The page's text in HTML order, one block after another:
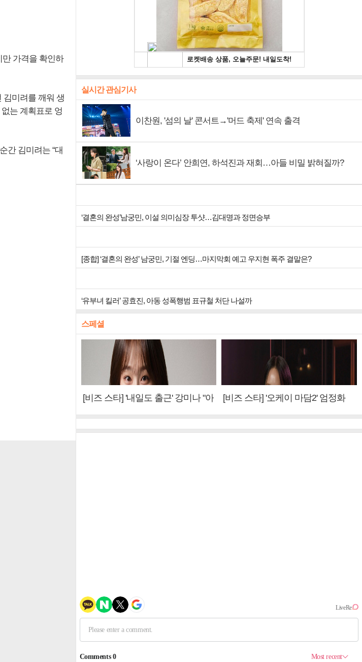
만 가격을 확인하
김미려를 깨워 생
는 계획표로 엉
간 김미려는 “대
실시간 관심기사
이찬원, '섬의 날' 콘서트→'머드 축제' 연속 출격
‘사랑이 온다’ 안희연, 하석진과 재회…아들 비밀 밝혀질까?
‘결혼의 완성’남궁민, 이설 의미심장 투샷…김대명과 정면승부
[종합] ‘결혼의 완성’ 남궁민, 기절 엔딩…마지막회 예고 우지현 폭주 결말은?
‘유부녀 킬러’ 공효진, 아동 성폭행범 표규철 처단 나설까
스페셜
[비즈 스타] '내일도 출근' 강미나 "아
[비즈 스타] '오케이 마담2' 엄정화